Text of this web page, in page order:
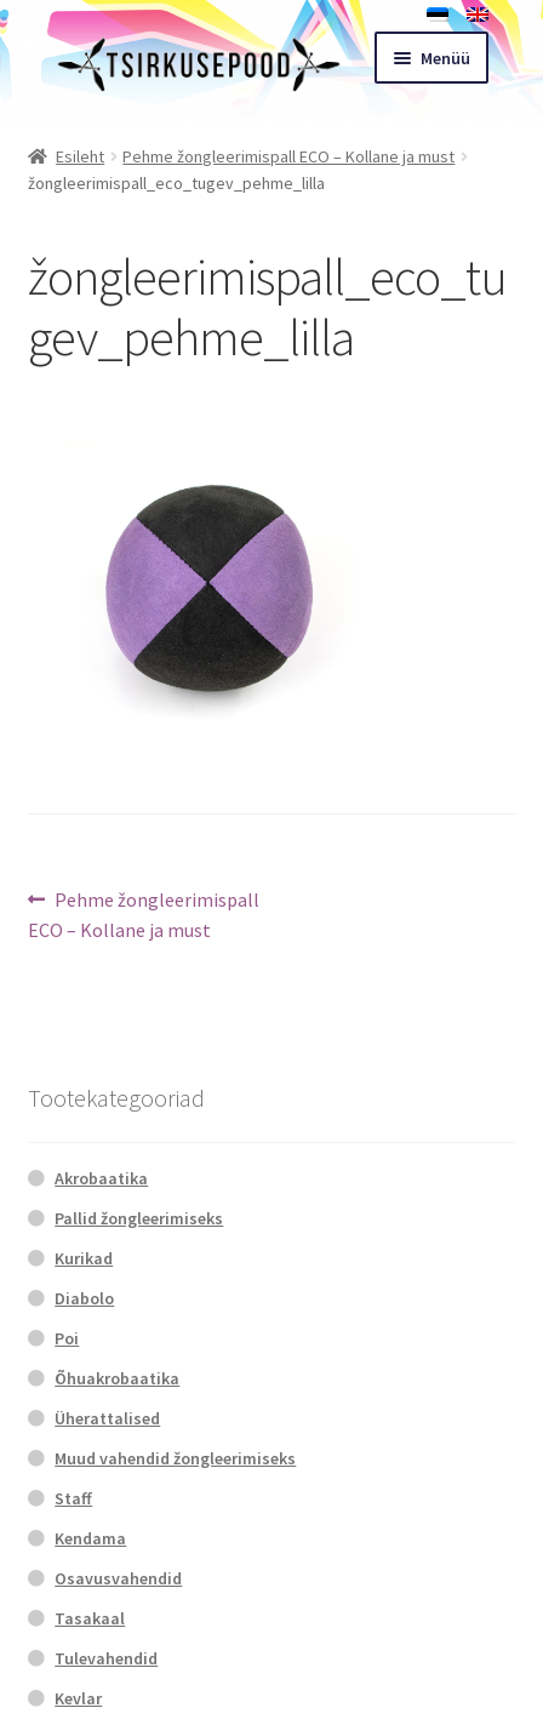
Liigu
navigeerimisele
Liigu
sisu
Menüü
Pood
Ostukorv
Müügitingimused
Esileht
Pehme žongleerimispall ECO – Kollane ja must
žongleerimispall_eco_tugev_pehme_lilla
žongleerimispall_eco_tu
gev_pehme_lilla
Navigeerimine
Previous
post:
Pehme žongleerimispall
ECO – Kollane ja must
Tootekategooriad
Akrobaatika
Pallid žongleerimiseks
Kurikad
Diabolo
Poi
Õhuakrobaatika
Üherattalised
Muud vahendid žongleerimiseks
Staff
Kendama
Osavusvahendid
Tasakaal
Tulevahendid
Kevlar